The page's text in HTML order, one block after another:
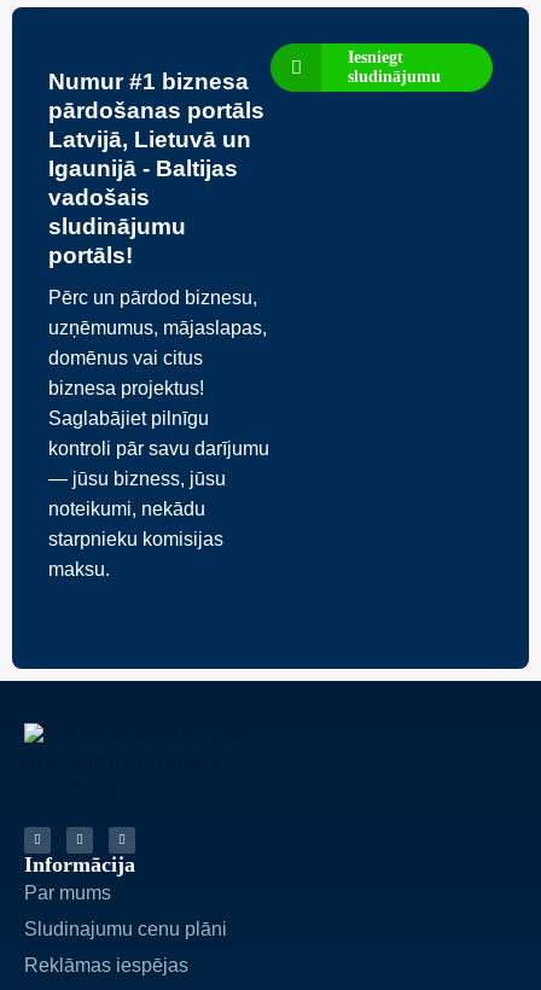
Numur #1 biznesa
pārdošanas portāls
Latvijā, Lietuvā un
Igaunijā - Baltijas
vadošais
sludinājumu
portāls!
Pērc un pārdod biznesu,
uzņēmumus, mājaslapas,
domēnus vai citus
biznesa projektus!
Saglabājiet pilnīgu
kontroli pār savu darījumu
— jūsu bizness, jūsu
noteikumi, nekādu
starpnieku komisijas
maksu.
Iesniegt
sludinājumu
Informācija
Par mums
Sludinajumu cenu plāni
Reklāmas iespējas